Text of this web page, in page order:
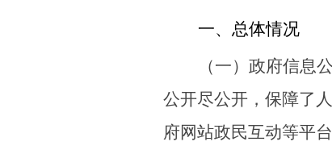
一、总体情况
（一）政府信息
公开尽公开，保障了
府网站政民互动等平